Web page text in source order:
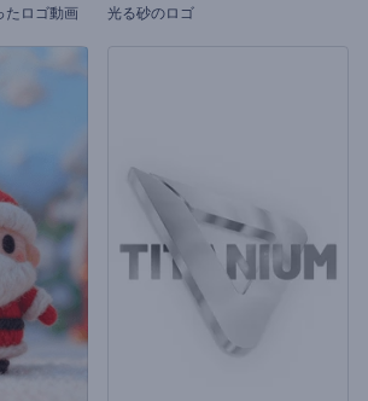
たロゴ動画 光る砂のロゴ